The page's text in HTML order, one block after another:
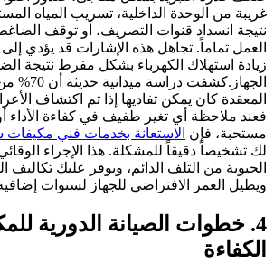
غريبة من الوحدة الداخلية، تسريب المياه
نتيجة انسداد قنوات التصريف، أو توقف
العمل تماماً. تجاهل هذه الإشارات قد يؤدي
زيادة استهلاك الكهرباء بشكل مفرط نتيجة
المعقدة كان يمكن تفاديها إذا تم اكتشاف
فعند ملاحظة أي تغير طفيف في كفاءة الأداء أو
مستحبة، فإن الاستعانة بخدمات فني
لك تشخيصاً دقيقاً للمشكلة. هذا الإجراء
الحيوية من التلف الدائم، ويوفر عليك تكاليف
ويطيل العمر الافتراضي للجهاز لسنوات
4. خطوات الصيانة الدورية
الكفاءة